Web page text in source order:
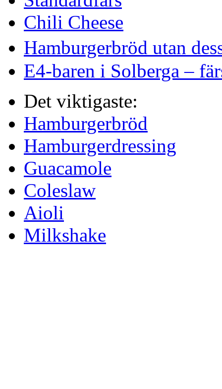
Chili Cheese
Hamburgerbröd utan
E4-baren i Solberga –
Det viktigaste:
Hamburgerbröd
Hamburgerdressing
Guacamole
Coleslaw
Aioli
Milkshake